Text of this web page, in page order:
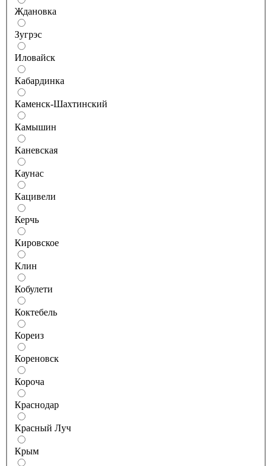
Ждановка
Зугрэс
Иловайск
Кабардинка
Каменск-Шахтинский
Камышин
Каневская
Каунас
Кацивели
Керчь
Кировское
Клин
Кобулети
Коктебель
Кореиз
Кореновск
Короча
Краснодар
Красный Луч
Крым